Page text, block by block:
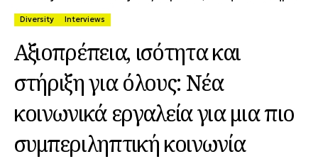
Diversity Interviews
Αξιοπρέπεια, ισότητα και
στήριξη για όλους: Νέα
κοινωνικά εργαλεία για μια πιο
συμπεριληπτική κοινωνία